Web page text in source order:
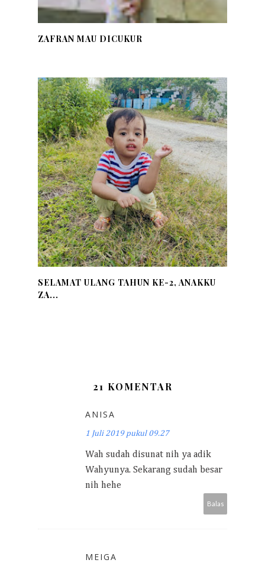
ZAFRAN MAU DICUKUR
SELAMAT ULANG TAHUN KE-2, ANAKKU
ZA...
21 KOMENTAR
ANISA
1 Juli 2019 pukul 09.27
Wah sudah disunat nih ya adik
Wahyunya. Sekarang sudah besar
nih hehe
Balas
MEIGA